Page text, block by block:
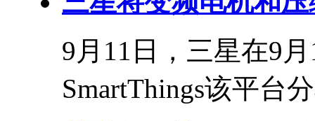
9月11日，三星在9
SmartThings该平台